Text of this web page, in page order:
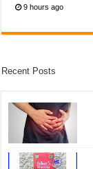
9 hours ago
Recent Posts